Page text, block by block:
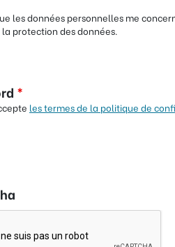
les données personnelles me
protection des données.
*
les termes de la politique de